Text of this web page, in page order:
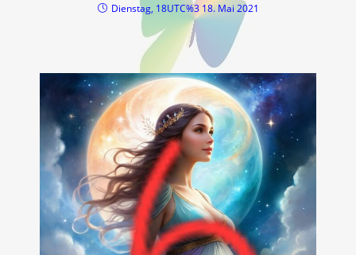
Dienstag, 18UTC%3 18. Mai 2021